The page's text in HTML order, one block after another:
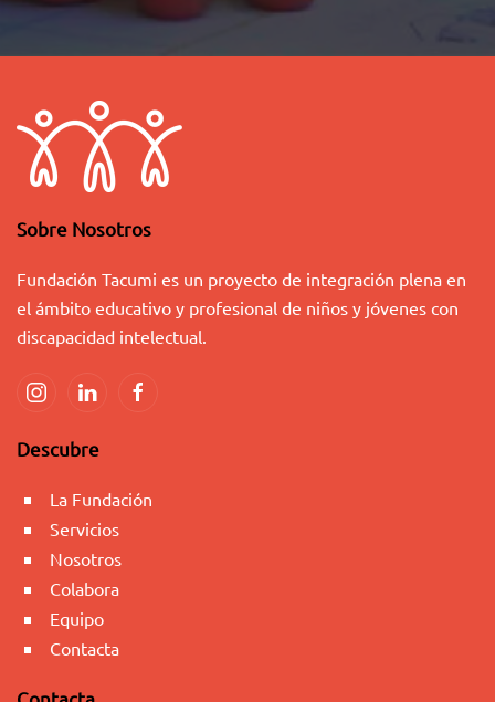
Sobre Nosotros
Fundación Tacumi es un proyecto de integración plena en
el ámbito educativo y profesional de niños y jóvenes con
discapacidad intelectual.
Descubre
La Fundación
Servicios
Nosotros
Colabora
Equipo
Contacta